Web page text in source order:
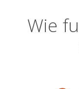
Wie